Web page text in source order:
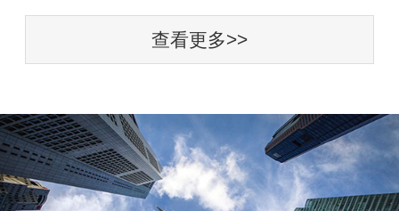
查看更多>>